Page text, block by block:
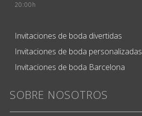
20:00h
Invitaciones de boda divertidas
Invitaciones de boda personalizadas
Invitaciones de boda Barcelona
SOBRE NOSOTROS